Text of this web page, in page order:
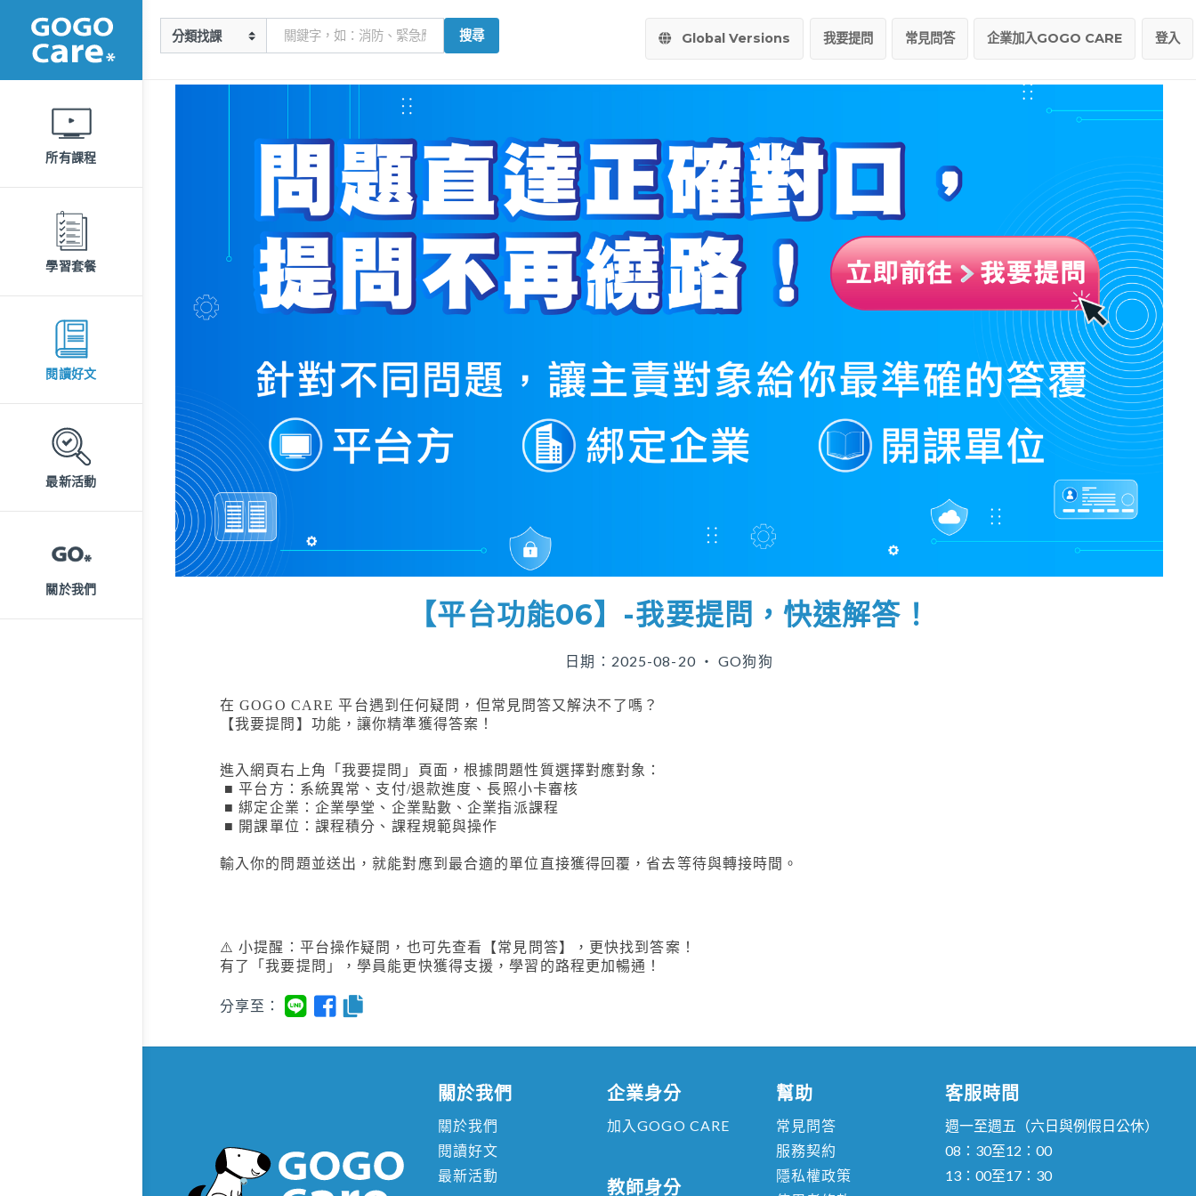
登入
企業加入GOGO CARE
常見問答
我要提問
Global Versions
搜尋
所有課程
學習套餐
閱讀好文
最新活動
關於我們
【平台功能06】-我要提問，快速解答！
日期：2025-08-20 ‧ GO狗狗
在 GOGO CARE 平台遇到任何疑問，但常見問答又解決不了嗎？
【我要提問 】 功能，讓你精準獲得答案！
進入網頁右上角「我要提問」頁面，根據問題性質選擇對應對象：
■ 平台方：系統異常、支付/退款進度、長照小卡審核
■ 綁定企業：企業學堂、企業點數、企業指派課程
■ 開課單位：課程積分、課程規範與操作
輸入你的問題並送出，就能對應到最合適的單位直接獲得回覆，省去等待與轉接時間。
⚠️ 小提醒：平台操作疑問，也可先查看【常見問答】，更快找到答案！
有了「我要提問」，學員能更快獲得支援，學習的路程更加暢通！
分享至：
關於我們
關於我們
閱讀好文
最新活動
企業身分
加入GOGO CARE
教師身分
幫助
常見問答
服務契約
隱私權政策
客服時間
週一至週五（六日與例假日公休）
08：30至12：00
13：00至17：30